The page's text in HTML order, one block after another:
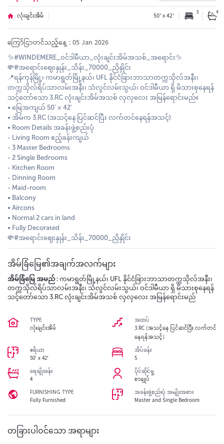
လုံးချင်းအိမ် 50' x 42' 5 4
ကြော်ငြာတင်သည့်နေ့ : 05 Jan 2026
✨#WINDEMERE_ဝင်ဒါမီယာ_လုံးချင်းအိမ်အသစ်_အရောင်း✨
💸#အရောင်းဈေးနှုန်း_သိန်း_70000_ညှိနှိုင်း
📍ရန်ကုန်မြို့၊ ကမာရွတ်မြို့နယ်၊ UFL နိုင်ငံခြားဘာသာတက္ကသိုလ်အနီး၊
တက္ကသိုလ်ရိပ်သာလမ်းအနီး၊ သံလွင်လမ်းသွယ်၊ ဝင်ဒါမီယာ ရှိ မိသားစုနေရန်
သင့်တော်သော 3.RC လုံးချင်းအိမ်အသစ် လှလှလေး အမြန်ရောင်းမည်။
• မြေအကျယ် 50' × 42'
• အိမ်က 3.RC (အသင့်နေ ပြင်ဆင်ပြီး လက်တင်နေရန်အသင့်)
• Room Details အခန်းဖွဲ့စည်းပုံ
- Living Room ဧည့်ခန်းကျယ်
- 3 Master Bedrooms
- 2 Single Bedrooms
- Kitchen Room
- Dinning Room
- Maid-room
• Balcony
• Aircons
• Normal 2 cars in land
• Fully Decorated
💸#အရောင်းဈေးနှုန်း_သိန်း_70000_ညှိနှိုင်း
အိမ်ခြံမြေ၏အချက်အလက်များ
အိမ်ခြံမြေ အမည် : ကမာရွတ်မြို့နယ်၊ UFL နိုင်ငံခြားဘာသာတက္ကသိုလ်အနီး၊
တက္ကသိုလ်ရိပ်သာလမ်းအနီး၊ သံလွင်လမ်းသွယ်၊ ဝင်ဒါမီယာ ရှိ မိသားစုနေရန်
သင့်တော်သော 3.RC လုံးချင်းအိမ်အသစ် လှလှလေး အမြန်ရောင်းမည်
TYPE
လုံးချင်းအိမ်
အထပ်
3.RC (အသင့်နေ ပြင်ဆင်ပြီး လက်တင်
နေရန်အသင့်)
ဧရိယာ
50' x 42'
အိပ်ခန်း
5
ရေချိုးခန်း
4
ပိုင်ဆိုင်မှု့
စာချုပ်
FURNISHING TYPE
Fully Furnished
အခန်းဖွဲ့စည်းပုံ အမျိုးအစား
Master and Single Bedroom
တခြားပါဝင်သော အရာများ